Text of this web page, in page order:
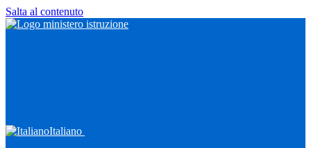
Salta al contenuto
Italiano